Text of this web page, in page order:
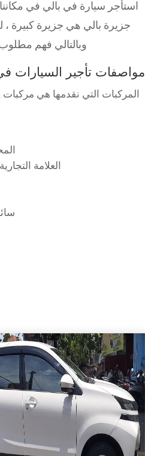
استأجر سيارة في بالي في
جزيرة بالي هي جزيرة كبيرة ،
وبالتالي فهم
مواصفات تأجير السيارات
المركبات التي نقدمها هي مركبات
المحرك
العلامة